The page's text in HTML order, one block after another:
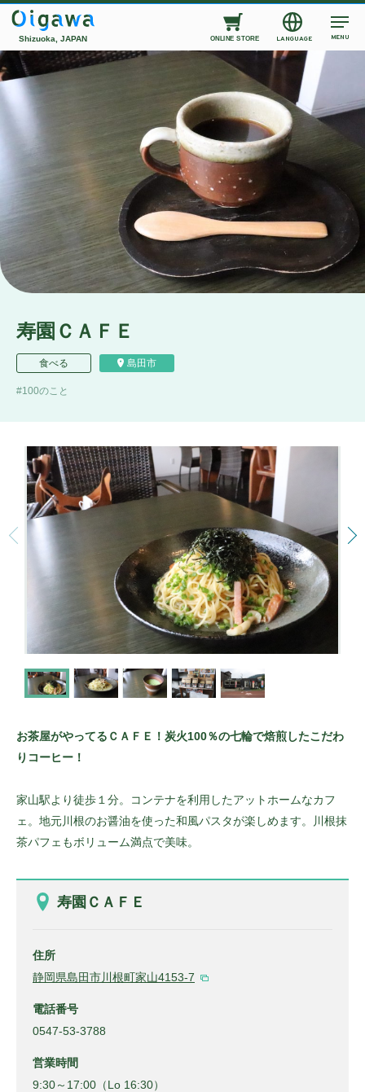
Shizuoka, JAPAN ONLINE STORE LANGUAGE MENU
寿園ＣＡＦＥ
食べる 島田市
100のこと
お茶屋がやってるＣＡＦＥ！炭火100％の七輪で焙煎したこだわ
りコーヒー！
家山駅より徒歩１分。コンテナを利用したアットホームなカフ
ェ。地元川根のお醤油を使った和風パスタが楽しめます。川根抹
茶パフェもボリューム満点で美味。
寿園ＣＡＦＥ
住所
静岡県島田市川根町家山4153-7
電話番号
0547-53-3788
営業時間
9:30～17:00（Lo 16:30）